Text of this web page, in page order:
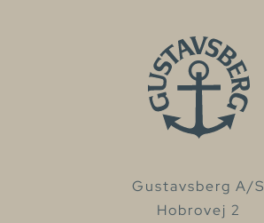
Gustavsberg A/S
Hobrovej 2